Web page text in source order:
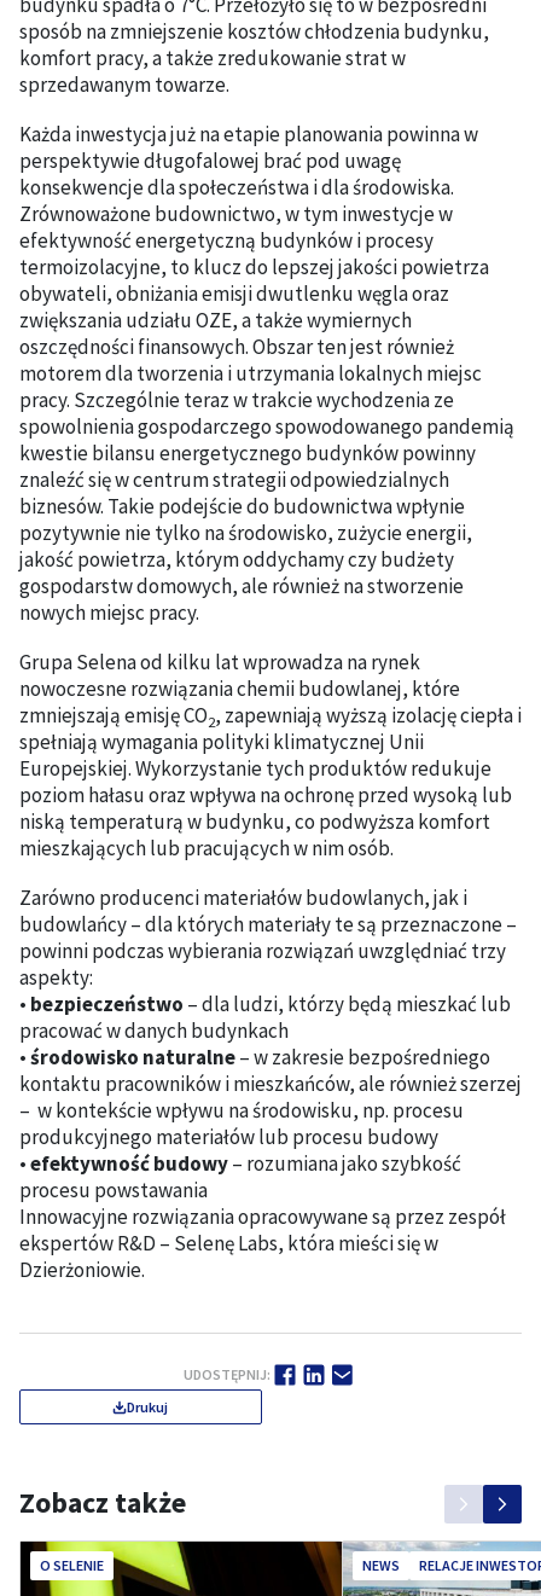
budynku spadła o 7°C. Przełożyło się to w bezpośredni
sposób na zmniejszenie kosztów chłodzenia budynku,
komfort pracy, a także zredukowanie strat w
sprzedawanym towarze.
Każda inwestycja już na etapie planowania powinna w
perspektywie długofalowej brać pod uwagę
konsekwencje dla społeczeństwa i dla środowiska.
Zrównoważone budownictwo, w tym inwestycje w
efektywność energetyczną budynków i procesy
termoizolacyjne, to klucz do lepszej jakości powietrza
obywateli, obniżania emisji dwutlenku węgla oraz
zwiększania udziału OZE, a także wymiernych
oszczędności finansowych. Obszar ten jest również
motorem dla tworzenia i utrzymania lokalnych miejsc
pracy. Szczególnie teraz w trakcie wychodzenia ze
spowolnienia gospodarczego spowodowanego pandemią
kwestie bilansu energetycznego budynków powinny
znaleźć się w centrum strategii odpowiedzialnych
biznesów. Takie podejście do budownictwa wpłynie
pozytywnie nie tylko na środowisko, zużycie energii,
jakość powietrza, którym oddychamy czy budżety
gospodarstw domowych, ale również na stworzenie
nowych miejsc pracy.
Grupa Selena od kilku lat wprowadza na rynek
nowoczesne rozwiązania chemii budowlanej, które
zmniejszają emisję CO2, zapewniają wyższą izolację ciepła i
spełniają wymagania polityki klimatycznej Unii
Europejskiej. Wykorzystanie tych produktów redukuje
poziom hałasu oraz wpływa na ochronę przed wysoką lub
niską temperaturą w budynku, co podwyższa komfort
mieszkających lub pracujących w nim osób.
Zarówno producenci materiałów budowlanych, jak i
budowlańcy – dla których materiały te są przeznaczone –
powinni podczas wybierania rozwiązań uwzględniać trzy
aspekty:
• bezpieczeństwo – dla ludzi, którzy będą mieszkać lub
pracować w danych budynkach
•środowisko naturalne– w zakresie bezpośredniego
kontaktu pracowników i mieszkańców, ale również szerzej
– w kontekście wpływu na środowisku, np. procesu
produkcyjnego materiałów lub procesu budowy
•efektywność budowy– rozumiana jako szybkość
procesu powstawania
Innowacyjne rozwiązania opracowywane są przez zespół
ekspertów R&D – Selenę Labs, która mieści się w
Dzierżoniowie.
UDOSTĘPNIJ:
Drukuj
Zobacz także
O SELENIE NEWS RELACJE